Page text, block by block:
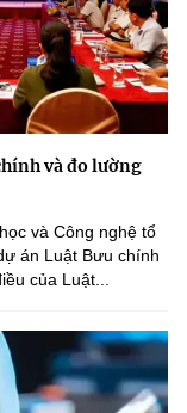
và đo lường
và Công nghệ tổ
án Luật Bưu chính
của Luật...